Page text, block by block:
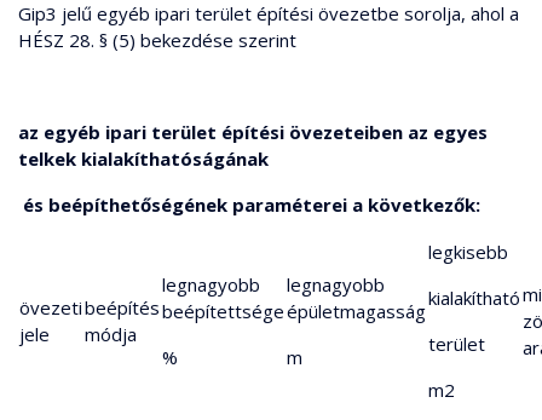
Gip3 jelű egyéb ipari terület építési övezetbe sorolja, ahol a
HÉSZ 28. § (5) bekezdése szerint
az egyéb ipari terület építési övezeteiben az egyes
telkek kialakíthatóságának
és beépíthetőségének paraméterei a következők:
övezeti
jele
beépítés
módja
legnagyobb
beépítettsége
%
legnagyobb
épületmagasság
m
legkisebb
kialakítható
terület
m2